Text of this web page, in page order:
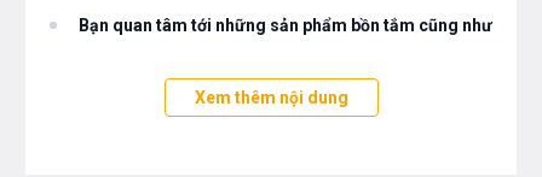
Bạn quan tâm tới những sản phẩm bồn tắm cũng như
long liên hệ với chúng tôi theo hotline 0976665669 -
Xem thêm nội dung